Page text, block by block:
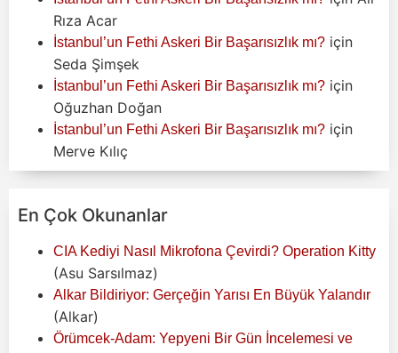
Rıza Acar
İstanbul’un Fethi Askeri Bir Başarısızlık mı? için
Seda Şimşek
İstanbul’un Fethi Askeri Bir Başarısızlık mı? için
Oğuzhan Doğan
İstanbul’un Fethi Askeri Bir Başarısızlık mı? için
Merve Kılıç
En Çok Okunanlar
CIA Kediyi Nasıl Mikrofona Çevirdi? Operation Kitty
(Asu Sarsılmaz)
Alkar Bildiriyor: Gerçeğin Yarısı En Büyük Yalandır
(Alkar)
Örümcek-Adam: Yepyeni Bir Gün İncelemesi ve